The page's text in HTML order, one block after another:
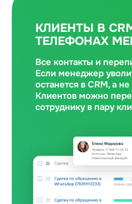
КЛИЕНТЫ В
ТЕЛЕФОНАХ
Все контакты и
Если менеджер
останется в CRM, а
Клиентов можно
сотруднику в пару